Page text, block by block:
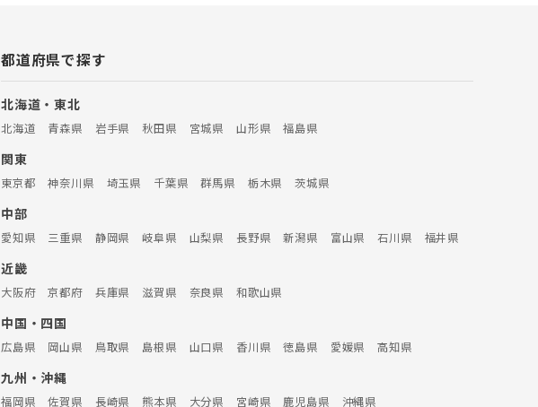
都道府県で探す
北海道・東北
北海道 青森県 岩手県 秋田県 宮城県 山形県 福島県
関東
東京都 神奈川県 埼玉県 千葉県 群馬県 栃木県 茨城県
中部
愛知県 三重県 静岡県 岐阜県 山梨県 長野県 新潟県 富山県 石川県 福井県
近畿
大阪府 京都府 兵庫県 滋賀県 奈良県 和歌山県
中国・四国
広島県 岡山県 鳥取県 島根県 山口県 香川県 徳島県 愛媛県 高知県
九州・沖縄
福岡県 佐賀県 長崎県 熊本県 大分県 宮崎県 鹿児島県 沖縄県